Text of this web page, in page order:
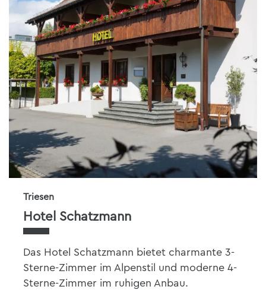
Triesen
Hotel Schatzmann
Das Hotel Schatzmann bietet charmante 3-
Sterne-Zimmer im Alpenstil und moderne 4-
Sterne-Zimmer im ruhigen Anbau.